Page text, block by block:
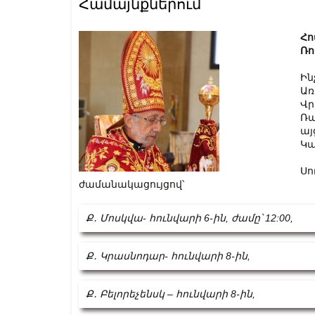
Համայնքներում
ժամանակացույցով՝
Ք․ Մոսկվա- հունվարի 6-ին, ժամը՝ 12:00,
Ք․ Կրասնոդար- հունվարի 8-ին,
Ք․ Բելորեչենսկ – հունվարի 8-ին,